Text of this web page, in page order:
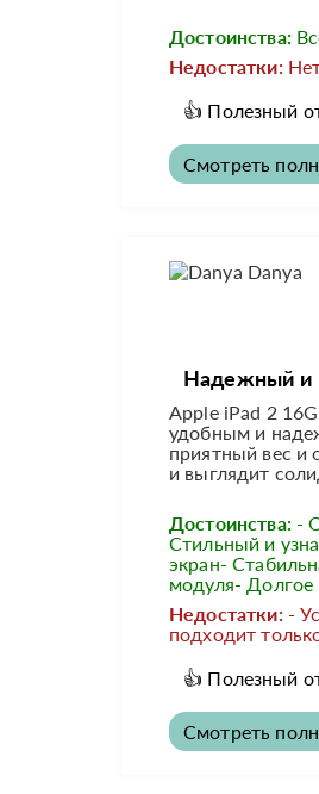
Достоинства:
Недостатки:
👍 Полезный
Смотреть
Надежный и
Apple iPad 2
удобным и
приятный вес и
и выглядит
Достоинства: -
Стильный и
экран-
модуля- Долгое
Недостатки: -
подходит
👍 Полезный
Смотреть